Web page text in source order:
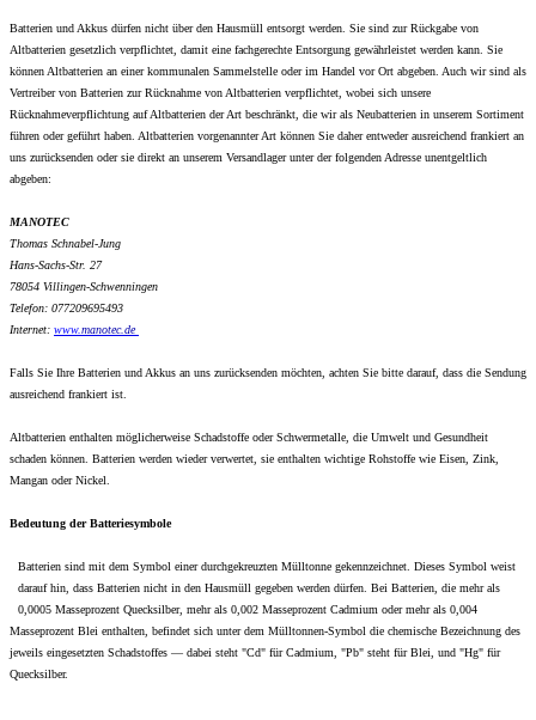
Batterien und Akkus dürfen nicht über den Hausmüll entsorgt werden. Sie sind zur Rückgabe von
Altbatterien gesetzlich verpflichtet, damit eine fachgerechte Entsorgung gewährleistet werden kann. Sie
können Altbatterien an einer kommunalen Sammelstelle oder im Handel vor Ort abgeben. Auch wir sind als
Vertreiber von Batterien zur Rücknahme von Altbatterien verpflichtet, wobei sich unsere
Rücknahmeverpflichtung auf Altbatterien der Art beschränkt, die wir als Neubatterien in unserem Sortiment
führen oder geführt haben. Altbatterien vorgenannter Art können Sie daher entweder ausreichend frankiert an
uns zurücksenden oder sie direkt an unserem Versandlager unter der folgenden Adresse unentgeltlich
abgeben:
MANOTEC
Thomas Schnabel-Jung
Hans-Sachs-Str. 27
78054 Villingen-Schwenningen
Telefon: 077209695493
Internet: www.manotec.de
Falls Sie Ihre Batterien und Akkus an uns zurücksenden möchten, achten Sie bitte darauf, dass die Sendung
ausreichend frankiert ist.
Altbatterien enthalten möglicherweise Schadstoffe oder Schwermetalle, die Umwelt und Gesundheit
schaden können. Batterien werden wieder verwertet, sie enthalten wichtige Rohstoffe wie Eisen, Zink,
Mangan oder Nickel.
Bedeutung der Batteriesymbole
Batterien sind mit dem Symbol einer durchgekreuzten Mülltonne gekennzeichnet. Dieses Symbol weist
darauf hin, dass Batterien nicht in den Hausmüll gegeben werden dürfen. Bei Batterien, die mehr als
0,0005 Masseprozent Quecksilber, mehr als 0,002 Masseprozent Cadmium oder mehr als 0,004
Masseprozent Blei enthalten, befindet sich unter dem Mülltonnen-Symbol die chemische Bezeichnung des
jeweils eingesetzten Schadstoffes — dabei steht "Cd" für Cadmium, "Pb" steht für Blei, und "Hg" für
Quecksilber.